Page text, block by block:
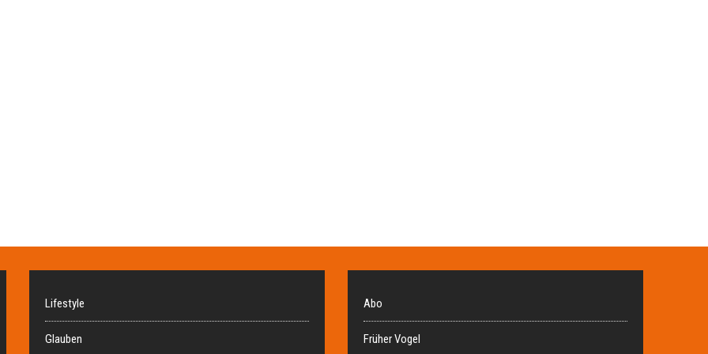
Lifestyle
Glauben
Abo
Früher Vogel